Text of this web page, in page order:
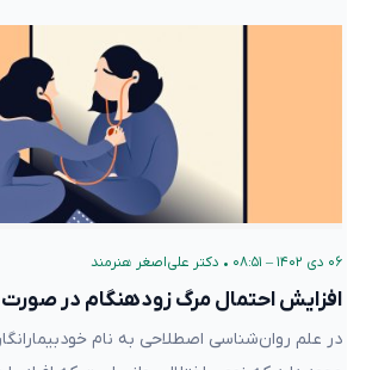
۰۶ دی ۱۴۰۲ – ۰۸:۵۱ • دکتر علی‌اصغر هنرمند
افزایش احتمال مرگ زودهنگام در صورت
در علم روان‌شناسی اصطلاحی به نام